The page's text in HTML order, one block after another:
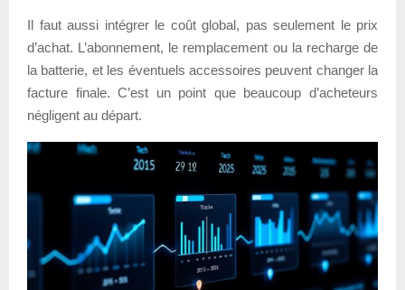
Il faut aussi intégrer le coût global, pas seulement le prix
d’achat. L’abonnement, le remplacement ou la recharge de
la batterie, et les éventuels accessoires peuvent changer la
facture finale. C’est un point que beaucoup d’acheteurs
négligent au départ.